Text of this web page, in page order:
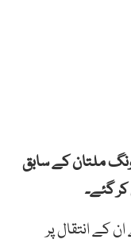
ونگ ملتان کے سابق
گئے۔
کے انتقال پر